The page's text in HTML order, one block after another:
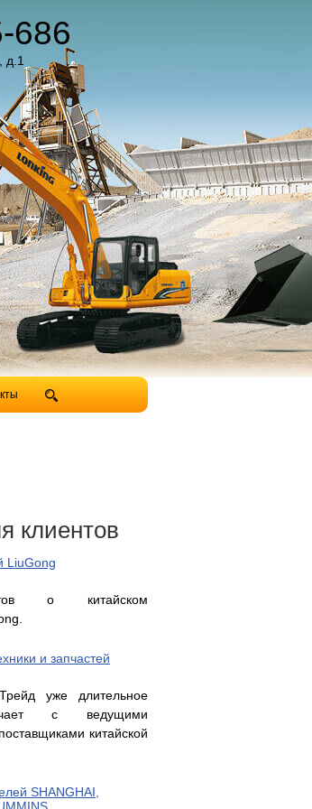
686
д.1
клиентов
LiuGong
о китайском
и запчастей
уже длительное
с ведущими
китайской
SHANGHAI,